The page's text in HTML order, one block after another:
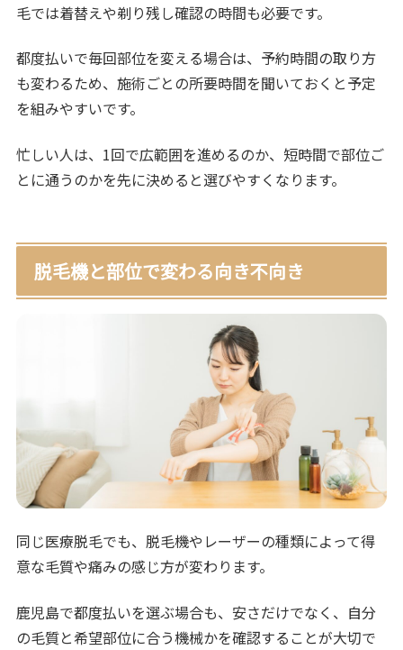
毛では着替えや剃り残し確認の時間も必要です。
都度払いで毎回部位を変える場合は、予約時間の取り方
も変わるため、施術ごとの所要時間を聞いておくと予定
を組みやすいです。
忙しい人は、1回で広範囲を進めるのか、短時間で部位ご
とに通うのかを先に決めると選びやすくなります。
脱毛機と部位で変わる向き不向き
同じ医療脱毛でも、脱毛機やレーザーの種類によって得
意な毛質や痛みの感じ方が変わります。
鹿児島で都度払いを選ぶ場合も、安さだけでなく、自分
の毛質と希望部位に合う機械かを確認することが大切で